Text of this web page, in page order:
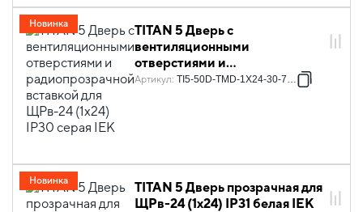
TITAN 5 Дверь с
вентиляционными
отверстиями и
радиопрозрачной вставкой
Артикул: TI5-50D-TMD-1X24-30-7035
Новинка
TITAN 5 Дверь прозрачная для
ЩРв-24 (1х24) IP31 белая IEK
Новинка